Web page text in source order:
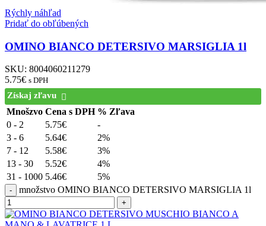
Rýchly náhľad
Pridať do obľúbených
OMINO BIANCO DETERSIVO MARSIGLIA 1l
SKU: 8004060211279
5.75€ s DPH
Získaj zľavu
Mnošzvo Cena s DPH % Zľava
0 - 2
5.75€
-
3 - 6
5.64€
2%
7 - 12
5.58€
3%
13 - 30
5.52€
4%
31 - 1000 5.46€
5%
množstvo OMINO BIANCO DETERSIVO MARSIGLIA 1l